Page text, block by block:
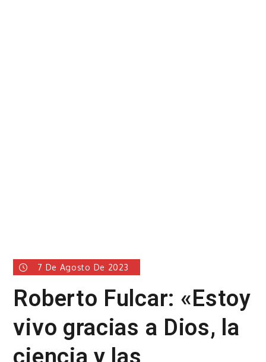
7 De Agosto De 2023
Roberto Fulcar: «Estoy
vivo gracias a Dios, la
ciencia y las